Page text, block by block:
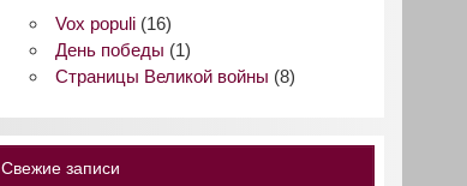
Vox populi (16)
День победы (1)
Страницы Великой войны (8)
Свежие записи